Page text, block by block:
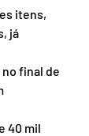
itens,
já
final de
40 mil